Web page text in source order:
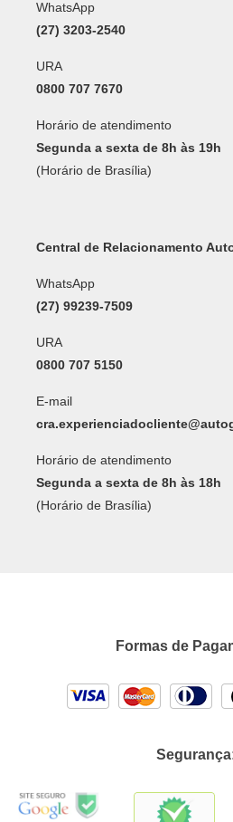
WhatsApp
(27) 3203-2540
URA
0800 707 7670
Horário de atendimento
Segunda a sexta de 8h às 19h
(Horário de Brasília)
Central de Relacionamento
WhatsApp
(27) 99239-7509
URA
0800 707 5150
E-mail
Horário de atendimento
Segunda a sexta de 8h às 18h
(Horário de Brasília)
Formas de